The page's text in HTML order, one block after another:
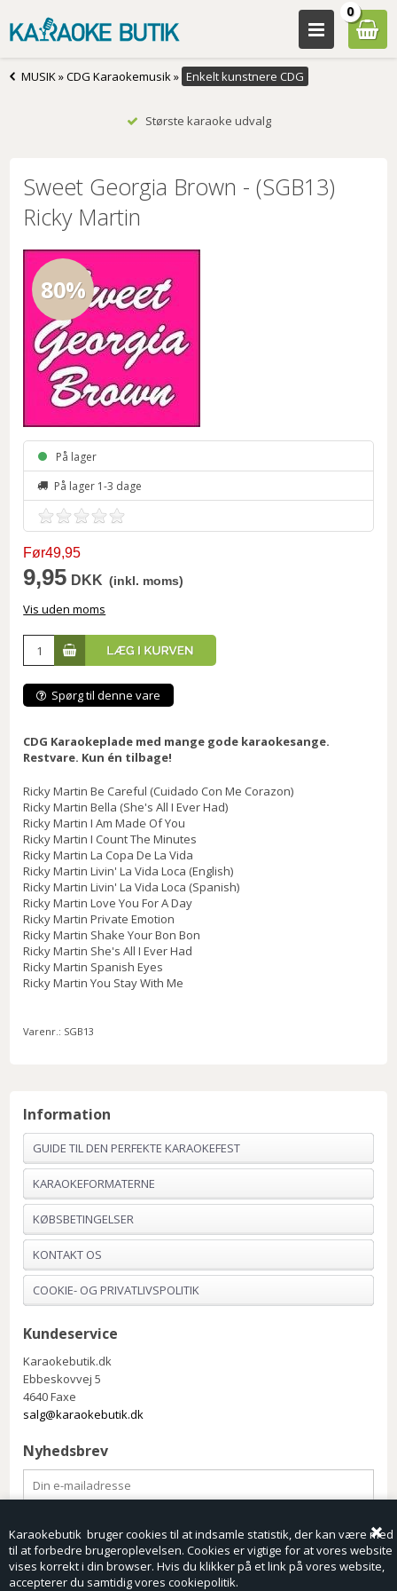
Karaokebutik bruger cookies til at indsamle statistik, der kan være med
til at forbedre brugeroplevelsen. Cookies er vigtige for at vores website
vises korrekt i din browser. Hvis du klikker på et link på vores website,
accepterer du samtidig vores cookiepolitik.
0
MUSIK»CDG Karaokemusik» Enkelt kunstnere CDG
Største karaoke udvalg
Sweet Georgia Brown - (SGB13)
Ricky Martin
80%
På lager
På lager 1-3 dage
Før49,95
9,95 DKK (inkl. moms)
Vis uden moms
Spørg til denne vare
CDG Karaokeplade med mange gode karaokesange.
Restvare. Kun én tilbage!
Ricky Martin Be Careful (Cuidado Con Me Corazon)
Ricky Martin Bella (She's All I Ever Had)
Ricky Martin I Am Made Of You
Ricky Martin I Count The Minutes
Ricky Martin La Copa De La Vida
Ricky Martin Livin' La Vida Loca (English)
Ricky Martin Livin' La Vida Loca (Spanish)
Ricky Martin Love You For A Day
Ricky Martin Private Emotion
Ricky Martin Shake Your Bon Bon
Ricky Martin She's All I Ever Had
Ricky Martin Spanish Eyes
Ricky Martin You Stay With Me
Varenr.: SGB13
Information
GUIDE TIL DEN PERFEKTE KARAOKEFEST
KARAOKEFORMATERNE
KØBSBETINGELSER
KONTAKT OS
COOKIE- OG PRIVATLIVSPOLITIK
Kundeservice
Karaokebutik.dk
Ebbeskovvej 5
4640 Faxe
salg@karaokebutik.dk
Nyhedsbrev